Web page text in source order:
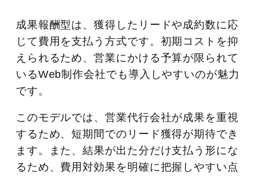
成果報酬型は、獲得したリードや成約数に応
じて費用を支払う方式です。初期コストを抑
えられるため、営業にかける予算が限られて
いるWeb制作会社でも導入しやすいのが魅力
です。
このモデルでは、営業代行会社が成果を重視
するため、短期間でのリード獲得が期待でき
ます。また、結果が出た分だけ支払う形にな
るため、費用対効果を明確に把握しやすい点